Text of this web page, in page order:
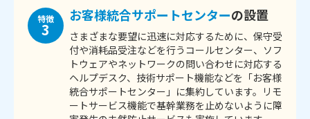
特徴
3
お客様統合サポートセンターの設置
さまざまな要望に迅速に対応するために、保守受
付や消耗品受注などを行うコールセンター、ソフ
トウェアやネットワークの問い合わせに対応する
ヘルプデスク、技術サポート機能などを「お客様
統合サポートセンター」に集約しています。リモ
ートサービス機能で基幹業務を止めないように障